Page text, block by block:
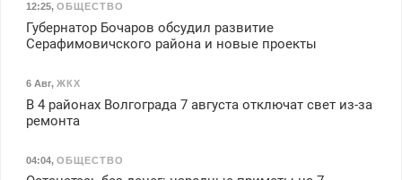
12:25, ОБЩЕСТВО
Губернатор Бочаров обсудил развитие
Серафимовичского района и новые проекты
6 Авг, ЖКХ
В 4 районах Волгограда 7 августа отключат свет из-за
ремонта
04:04, ОБЩЕСТВО